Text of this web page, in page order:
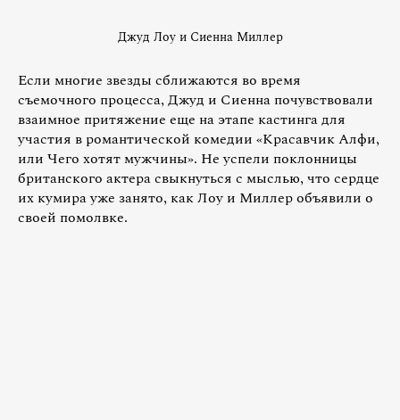
Джуд Лоу и Сиенна Миллер
Если многие звезды сближаются во время
съемочного процесса, Джуд и Сиенна почувствовали
взаимное притяжение еще на этапе кастинга для
участия в романтической комедии «Красавчик Алфи,
или Чего хотят мужчины». Не успели поклонницы
британского актера свыкнуться с мыслью, что сердце
их кумира уже занято, как Лоу и Миллер объявили о
своей помолвке.